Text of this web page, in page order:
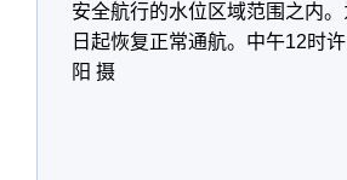
安全航行的水位区域范围之内
日起恢复正常通航。中午12时
阳 摄